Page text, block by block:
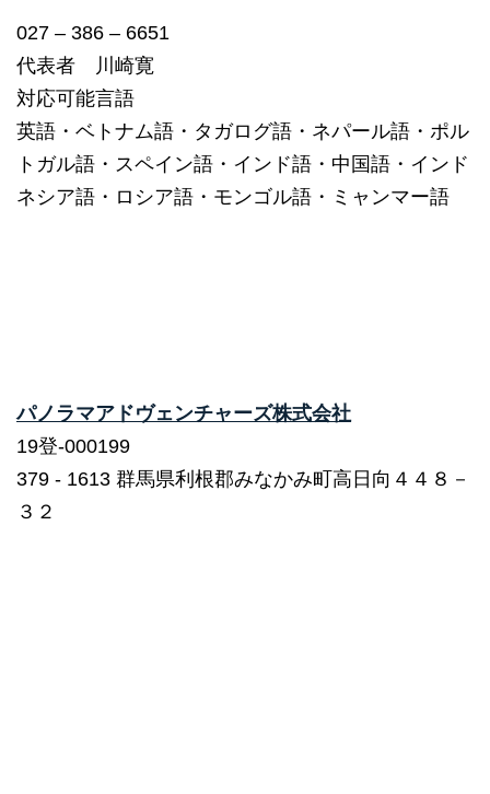
027 – 386 – 6651
代表者 川崎寛
対応可能言語
英語・ベトナム語・タガログ語・ネパール語・ポル
トガル語・スペイン語・インド語・中国語・インド
ネシア語・ロシア語・モンゴル語・ミャンマー語
パノラマアドヴェンチャーズ株式会社
19登-000199
379 ‐ 1613 群馬県利根郡みなかみ町高日向４４８－
３２